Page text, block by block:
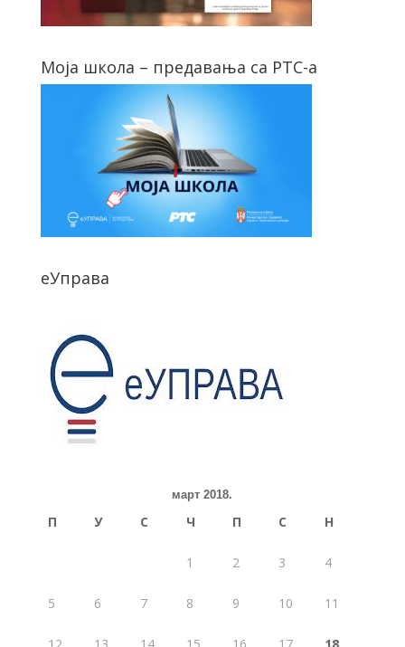
Моја школа – предавања са РТС-а
еУправа
март 2018.
П У С Ч П С Н
1 2 3 4
5 6 7 8 9 10 11